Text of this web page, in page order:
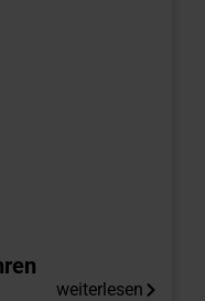
weiterlesen